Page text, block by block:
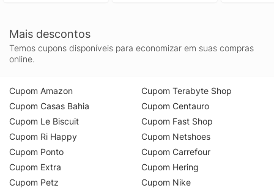
Mais descontos
Temos cupons disponíveis para economizar em suas compras
online.
Cupom Amazon
Cupom Casas Bahia
Cupom Le Biscuit
Cupom Ri Happy
Cupom Ponto
Cupom Extra
Cupom Petz
Cupom Terabyte Shop
Cupom Centauro
Cupom Fast Shop
Cupom Netshoes
Cupom Carrefour
Cupom Hering
Cupom Nike